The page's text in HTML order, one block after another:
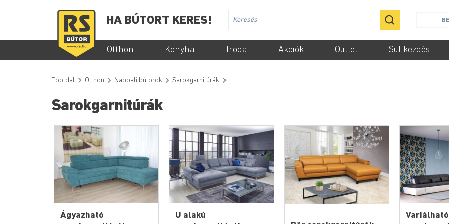
HA BÚTORT KERES!
Otthon Konyha Iroda Akciók Outlet Sulikezdés
Főoldal Otthon Nappali bútorok Sarokgarnitúrák
Sarokgarnitúrák
Ágyazható
U alakú